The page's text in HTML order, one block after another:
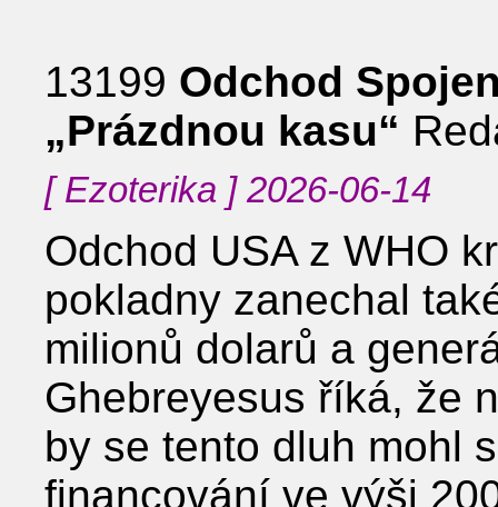
13199 Odchod
„Prázdnou kasu“
[ Ezoterika ] 2026-06-14
Odchod USA z WHO
pokladny zanechal
milionů dolarů a
Ghebreyesus říká, že
by se tento dluh mohl
financování ve výši